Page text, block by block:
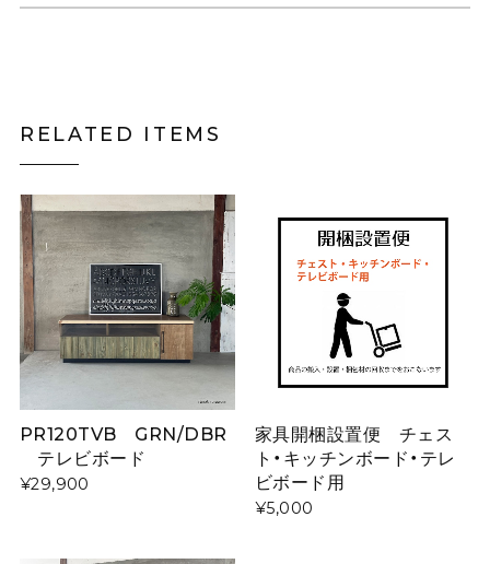
RELATED ITEMS
PR120TVB GRN/DBR
テレビボード
¥29,900
家具開梱設置便 チェス
ト・キッチンボード・テレ
ビボード用
¥5,000